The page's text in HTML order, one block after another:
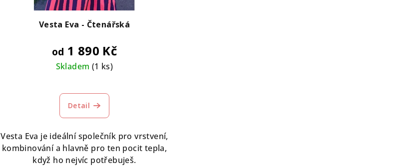
Vesta Eva - Čtenářská
od 1 890 Kč
Skladem (1 ks)
Detail
Vesta Eva je ideální společník pro vrstvení,
kombinování a hlavně pro ten pocit tepla,
když ho nejvíc potřebuješ.